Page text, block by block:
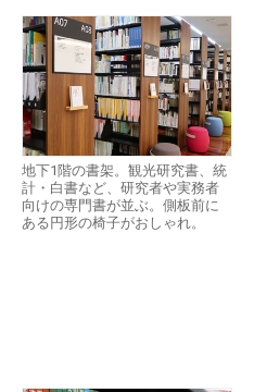
地下1階の書架。観光研究書、統
計・白書など、研究者や実務者
向けの専門書が並ぶ。側板前に
ある円形の椅子がおしゃれ。